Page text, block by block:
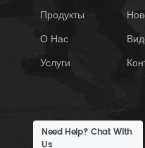
Продукты
О Нас
Услуги
Need Help? Chat With
Us